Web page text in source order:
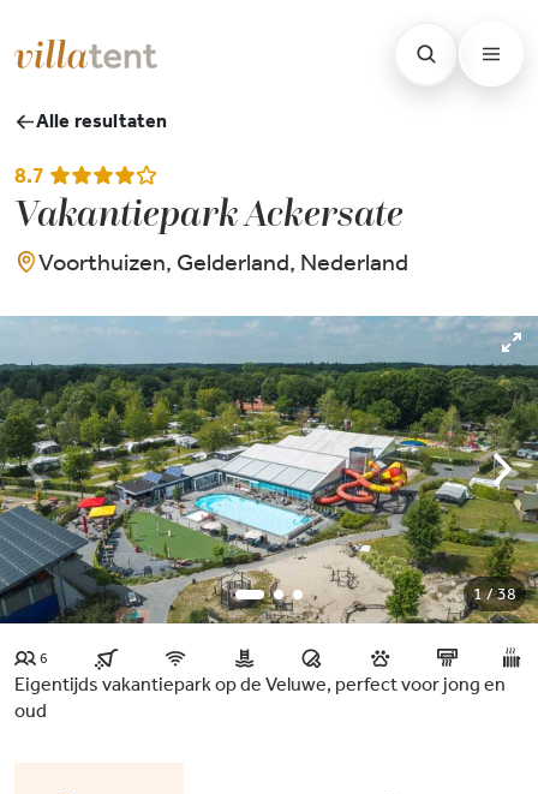
Alle resultaten
8.7
Vakantiepark Ackersate
Voorthuizen, Gelderland, Nederland
1 / 38
6
Eigentijds vakantiepark op de Veluwe, perfect voor jong en
oud